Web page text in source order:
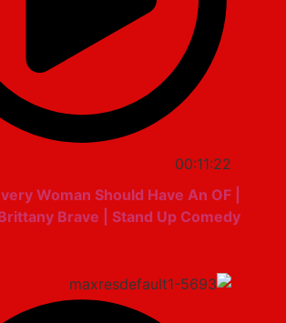
00:11:22
Why Every Woman Should Have An OF |
Brittany Brave | Stand Up Comedy